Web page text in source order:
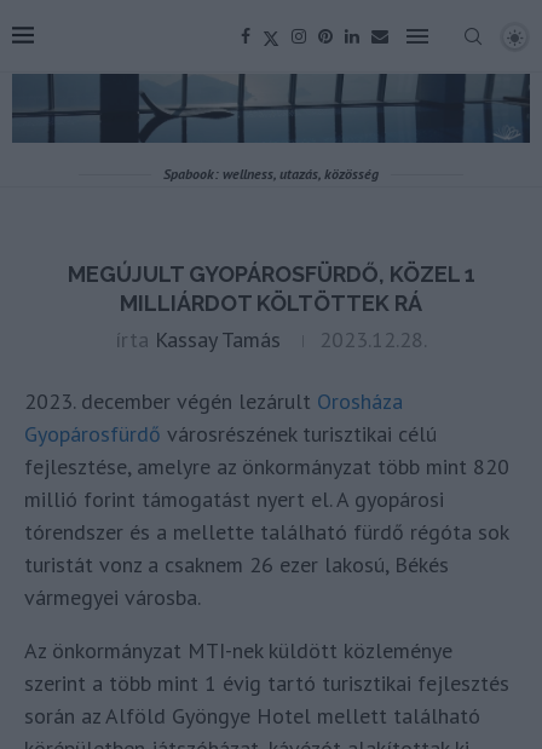
Spabook: wellness, utazás, közösség
MEGÚJULT GYOPÁROSFÜRDŐ, KÖZEL 1
MILLIÁRDOT KÖLTÖTTEK RÁ
írta Kassay Tamás 2023.12.28.
2023. december végén lezárult Orosháza
Gyopárosfürdő városrészének turisztikai célú
fejlesztése, amelyre az önkormányzat több mint 820
millió forint támogatást nyert el. A gyopárosi
tórendszer és a mellette található fürdő régóta sok
turistát vonz a csaknem 26 ezer lakosú, Békés
vármegyei városba.
Az önkormányzat MTI-nek küldött közleménye
szerint a több mint 1 évig tartó turisztikai fejlesztés
során az Alföld Gyöngye Hotel mellett található